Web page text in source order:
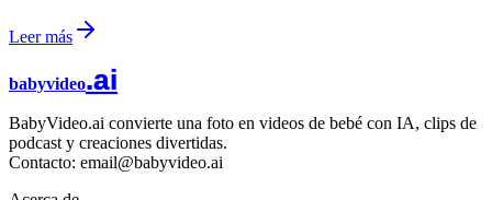
Leer más
babyvideo.ai
BabyVideo.ai convierte una foto en videos de bebé con IA, clips de
podcast y creaciones divertidas.
Contacto: email@babyvideo.ai